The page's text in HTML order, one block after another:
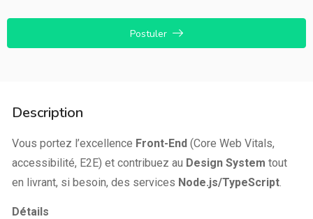
Postuler
Description
Vous portez l’excellence Front-End(Core Web Vitals,
accessibilité, E2E) et contribuez au Design System tout
en livrant, si besoin, des services Node.js/TypeScript.
Détails